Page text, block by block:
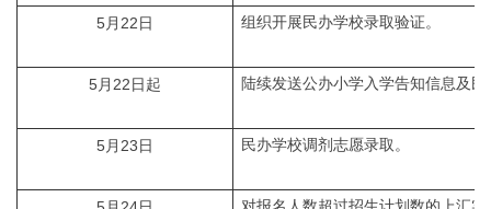
5月22日 组织开展民办学校录取验证。
5月22日起 陆续发送公办小学入学告知信息及
5月23日 民办学校调剂志愿录取。